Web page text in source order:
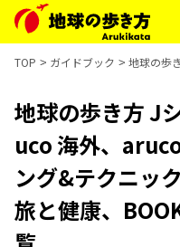
TOP ガイドブック 地球の歩
地球の歩き方 J
uco 海外、
ング&テクニッ
旅と健康、